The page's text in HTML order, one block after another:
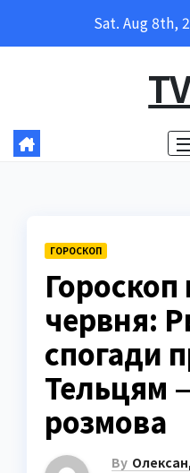
Sat. Aug 8th,
ГОРОСКОП
Гороскоп
червня:
спогади
Тельцям
розмова
By